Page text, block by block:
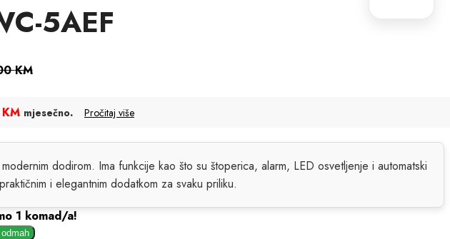
5AEF
KM
mjesečno. Pročitaj više
dodirom. Ima funkcije kao što su štoperica, alarm, LED osvetljenje i automatski
i elegantnim dodatkom za svaku priliku.
1 komad/a!